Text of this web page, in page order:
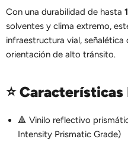
Con una durabilidad de hasta
solventes y clima extremo,
infraestructura vial,
orientación de alto tránsito.
⭐Características
🔺 Vinilo reflectivo
Intensity Prismatic Grade)